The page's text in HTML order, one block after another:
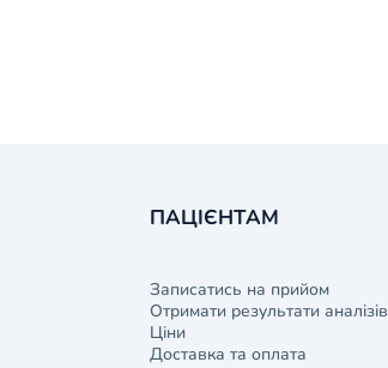
ПАЦІЄНТАМ
Записатись на прийом
Отримати результати аналізів
Ціни
Доставка та оплата